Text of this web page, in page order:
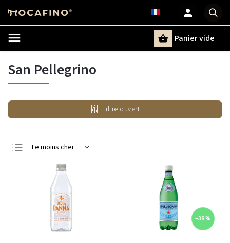
Panier vide
San Pellegrino
Filtre ouvert
Le moins cher
Le plus cher
Bestsellers
Alphabétiquement
–38 %